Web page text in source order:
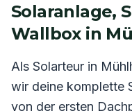
Solaranlage,
Wallbox in
Als Solarteur in
wir deine komplette
von der ersten